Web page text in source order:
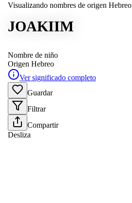
Visualizando nombres de origen Hebreo
JOAKIIM
Nombre de niño
Origen Hebreo
Ver significado completo
Guardar
Filtrar
Compartir
Desliza